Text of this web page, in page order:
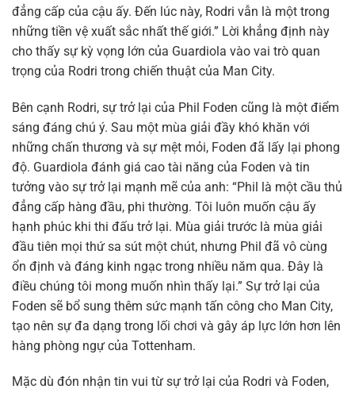
đẳng cấp của cậu ấy. Đến lúc này, Rodri vẫn là một trong
những tiền vệ xuất sắc nhất thế giới.” Lời khẳng định này
cho thấy sự kỳ vọng lớn của Guardiola vào vai trò quan
trọng của Rodri trong chiến thuật của Man City.
Bên cạnh Rodri, sự trở lại của Phil Foden cũng là một điểm
sáng đáng chú ý. Sau một mùa giải đầy khó khăn với
những chấn thương và sự mệt mỏi, Foden đã lấy lại phong
độ. Guardiola đánh giá cao tài năng của Foden và tin
tưởng vào sự trở lại mạnh mẽ của anh: “Phil là một cầu thủ
đẳng cấp hàng đầu, phi thường. Tôi luôn muốn cậu ấy
hạnh phúc khi thi đấu trở lại. Mùa giải trước là mùa giải
đầu tiên mọi thứ sa sút một chút, nhưng Phil đã vô cùng
ổn định và đáng kinh ngạc trong nhiều năm qua. Đây là
điều chúng tôi mong muốn nhìn thấy lại.” Sự trở lại của
Foden sẽ bổ sung thêm sức mạnh tấn công cho Man City,
tạo nên sự đa dạng trong lối chơi và gây áp lực lớn hơn lên
hàng phòng ngự của Tottenham.
Mặc dù đón nhận tin vui từ sự trở lại của Rodri và Foden,